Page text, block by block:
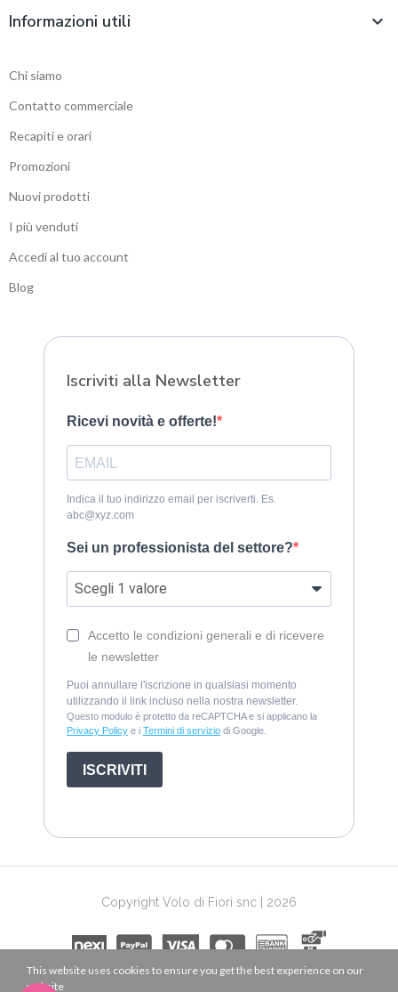
Informazioni utili 
Chi siamo
Contatto commerciale
Recapiti e orari
Promozioni
Nuovi prodotti
I più venduti
Accedi al tuo account
Blog
Iscriviti alla Newsletter
Ricevi novità e offerte!
Indica il tuo indirizzo email per iscriverti. Es.
abc@xyz.com
Sei un professionista del settore?
Accetto le condizioni generali e di ricevere
le newsletter
Puoi annullare l'iscrizione in qualsiasi momento
utilizzando il link incluso nella nostra newsletter.
Questo modulo è protetto da reCAPTCHA e si applicano la
Privacy Policy e i Termini di servizio di Google.
ISCRIVITI
Copyright Volo di Fiori snc | 2026
This website uses cookies to ensure you get the best experience on our
website